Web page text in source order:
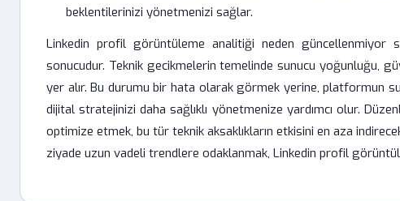
beklentilerinizi yönetmenizi sağlar.
Linkedin profil görüntüleme analitiği neden güncellenmiyor
sonucudur. Teknik gecikmelerin temelinde sunucu yoğunluğu,
yer alır. Bu durumu bir hata olarak görmek yerine, platformun
dijital stratejinizi daha sağlıklı yönetmenize yardımcı olur.
optimize etmek, bu tür teknik aksaklıkların etkisini en aza
ziyade uzun vadeli trendlere odaklanmak, Linkedin profil